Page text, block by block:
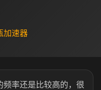
加速器
率还是比较高的，很